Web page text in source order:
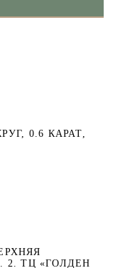
0.6 КАРАТ,
2. ТЦ «ГОЛДЕН